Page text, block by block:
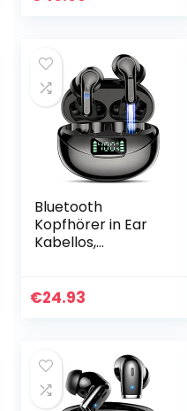
Bluetooth
Kopfhörer in Ear
Kabellos,
Stereo Sound/LED
€24.93